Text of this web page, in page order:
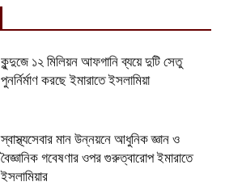
কুন্দুজে ১২ মিলিয়ন আফগানি ব্যয়ে দুটি সেতু
পুনর্নির্মাণ করছে ইমারাতে ইসলামিয়া
স্বাস্থ্যসেবার মান উন্নয়নে আধুনিক জ্ঞান ও
বৈজ্ঞানিক গবেষণার ওপর গুরুত্বারোপ ইমারাতে
ইসলামিয়ার